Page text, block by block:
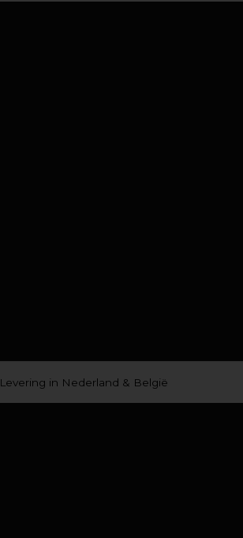
Levering in Nederland & België